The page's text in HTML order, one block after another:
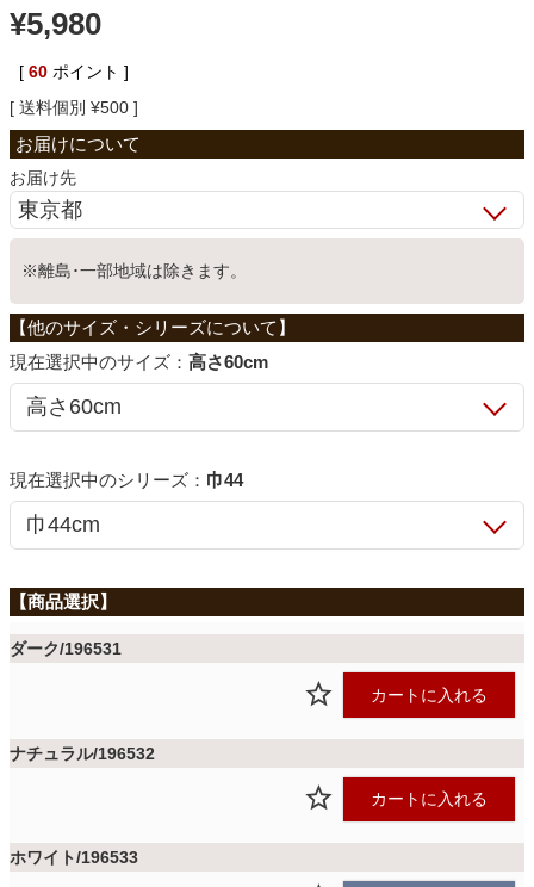
ベッド
収納家具
学習机
ホームオフィス
こたつ
寝具
カーテン
ラグ
¥5,980
[ 60 ポイント ]
送料個別 ¥500
お届け先
※離島･一部地域は除きます。
サイズ： 高さ60cm
シリーズ： 巾44
ダーク/196531
カートに入れる
ナチュラル/196532
カートに入れる
ホワイト/196533